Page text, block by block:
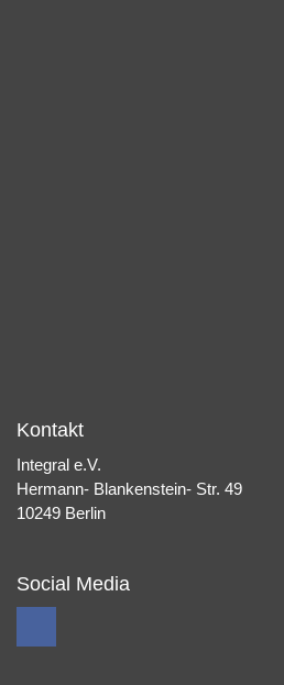
Kontakt
Integral e.V.
Hermann- Blankenstein- Str. 49
10249 Berlin
Social Media